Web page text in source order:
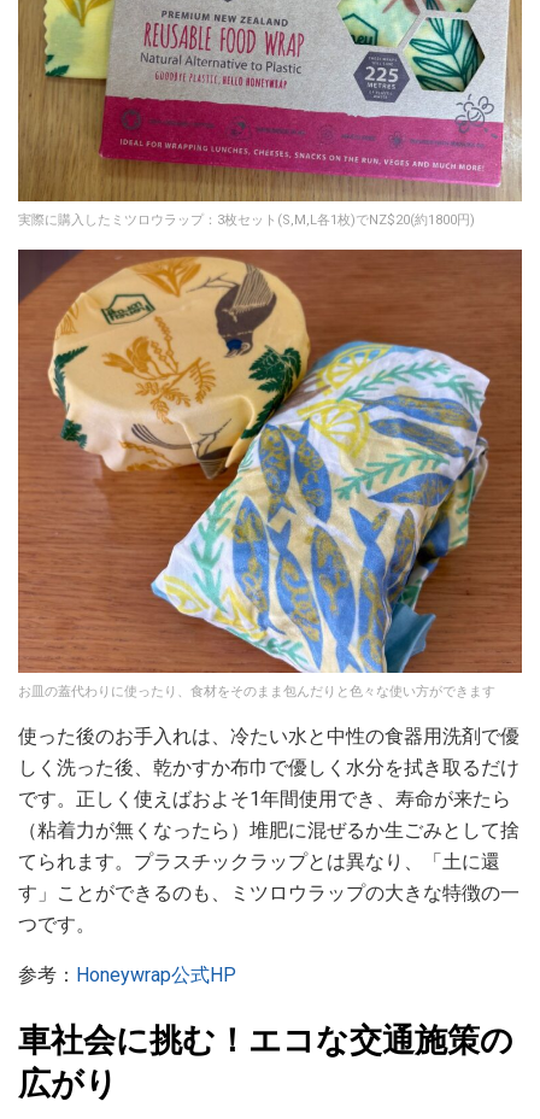
実際に購入したミツロウラップ：3枚セット(S,M,L各1枚)でNZ$20(約1800円)
お皿の蓋代わりに使ったり、食材をそのまま包んだりと色々な使い方ができます
使った後のお手入れは、冷たい水と中性の食器用洗剤で優
しく洗った後、乾かすか布巾で優しく水分を拭き取るだけ
です。正しく使えばおよそ1年間使用でき、寿命が来たら
（粘着力が無くなったら）堆肥に混ぜるか生ごみとして捨
てられます。プラスチックラップとは異なり、「土に還
す」ことができるのも、ミツロウラップの大きな特徴の一
つです。
参考： Honeywrap公式HP
車社会に挑む！エコな交通施策の
広がり